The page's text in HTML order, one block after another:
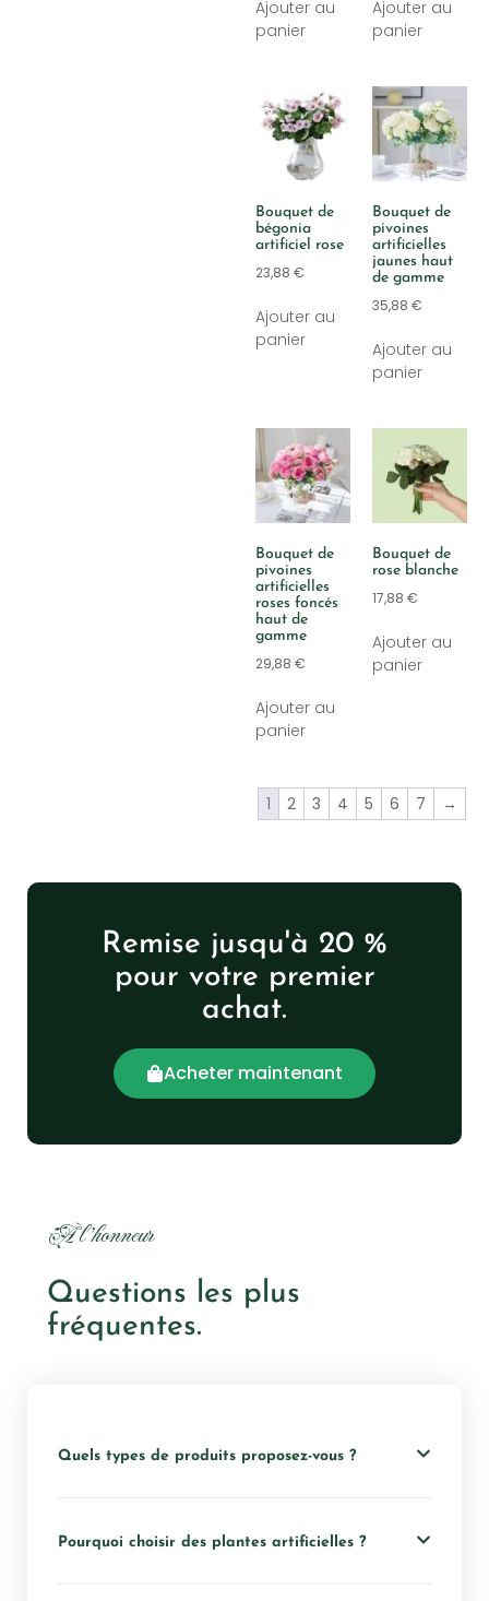
Ajouter au
panier
Ajouter au
panier
Bouquet de
bégonia
artificiel rose
23,88 €
Ajouter au
panier
Bouquet de
pivoines
artificielles
jaunes haut
de gamme
35,88 €
Ajouter au
panier
Bouquet de
pivoines
artificielles
roses foncés
haut de
gamme
29,88 €
Ajouter au
panier
Bouquet de
rose blanche
17,88 €
Ajouter au
panier
1 2 3 4 5 6 7 →
Remise jusqu'à 20 %
pour votre premier
achat.
Acheter maintenant
À l'honneur
Questions les plus
fréquentes.
Quels types de produits proposez-vous ?
Pourquoi choisir des plantes artificielles ?